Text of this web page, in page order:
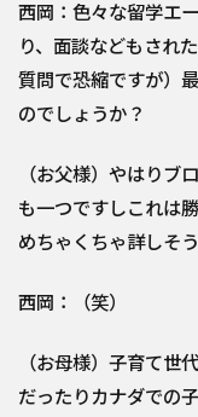
西岡：色々な留学エ
り、面談などもされ
質問で恐縮ですが）
のでしょうか？
（お父様）やはりブ
も一つですしこれは
めちゃくちゃ詳しそ
西岡：（笑）
（お母様）子育て世
だったりカナダでの